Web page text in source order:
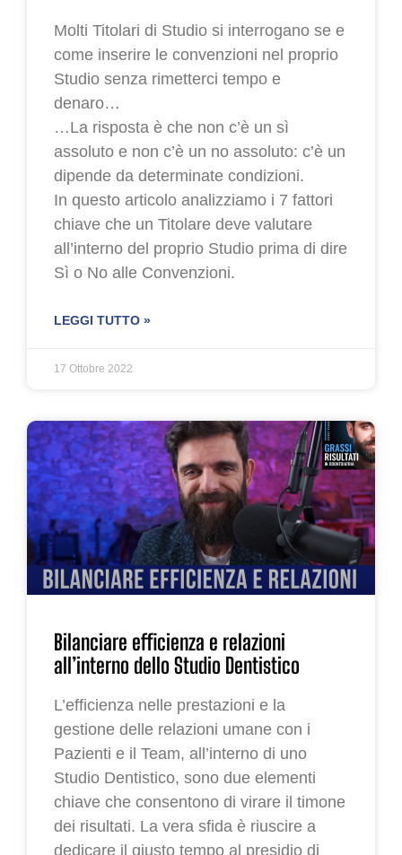
Molti Titolari di Studio si interrogano se e
come inserire le convenzioni nel proprio
Studio senza rimetterci tempo e
denaro…
…La risposta è che non c’è un sì
assoluto e non c’è un no assoluto: c’è un
dipende da determinate condizioni.
In questo articolo analizziamo i 7 fattori
chiave che un Titolare deve valutare
all’interno del proprio Studio prima di dire
Sì o No alle Convenzioni.
LEGGI TUTTO »
17 Ottobre 2022
Bilanciare efficienza e relazioni
all’interno dello Studio Dentistico
L’efficienza nelle prestazioni e la
gestione delle relazioni umane con i
Pazienti e il Team, all’interno di uno
Studio Dentistico, sono due elementi
chiave che consentono di virare il timone
dei risultati. La vera sfida è riuscire a
dedicare il giusto tempo al presidio di